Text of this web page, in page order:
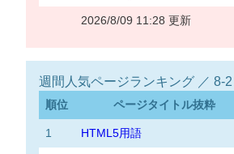
2026/8/09 11:28 更新
週間人気ページランキング ／ 8-
順位 ページタイトル抜粋
1 HTML5用語